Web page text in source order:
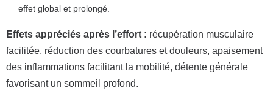
effet global et prolongé.
Effets appréciés après l’effort : récupération musculaire
facilitée, réduction des courbatures et douleurs, apaisement
des inflammations facilitant la mobilité, détente générale
favorisant un sommeil profond.